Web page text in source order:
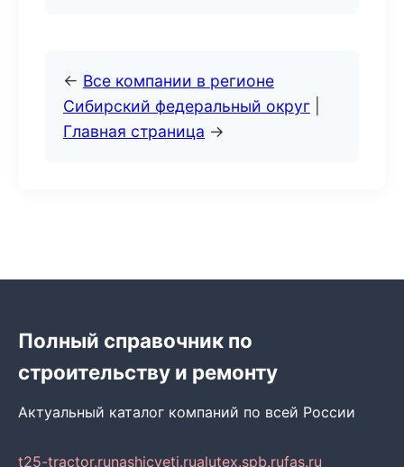
← Все компании в регионе
Сибирский федеральный округ
Главная страница →
Полный справочник по
строительству и ремонту
Актуальный каталог компаний по всей России
t25-tractor.runashicveti.rualutex.spb.rufas.ru